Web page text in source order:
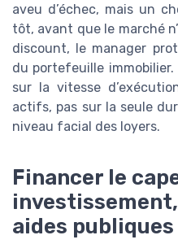
aveu d’échec, mais un
tôt, avant que le marché
discount, le manager
du portefeuille
sur la vitesse
actifs, pas sur la seule
niveau facial des loyers.
Financer le
aides publiques